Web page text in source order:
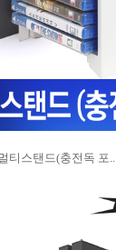
티스탠드(충전독 포..